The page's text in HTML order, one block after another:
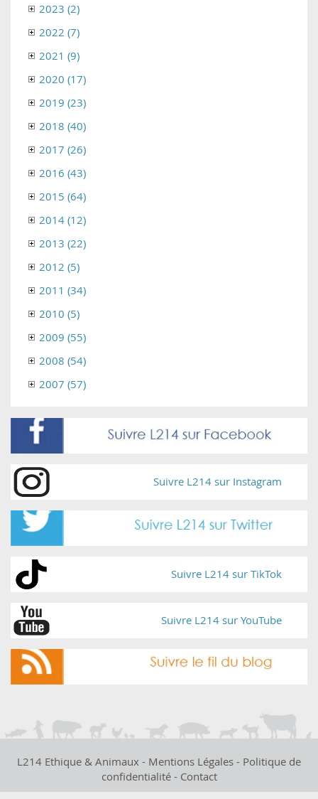
2023 (2)
2022 (7)
2021 (9)
2020 (17)
2019 (23)
2018 (40)
2017 (26)
2016 (43)
2015 (64)
2014 (12)
2013 (22)
2012 (5)
2011 (34)
2010 (5)
2009 (55)
2008 (54)
2007 (57)
Suivre L214 sur Instagram
Suivre L214 sur TikTok
Suivre L214 sur YouTube
L214 Ethique & Animaux - Mentions Légales - Politique de
confidentialité- Contact